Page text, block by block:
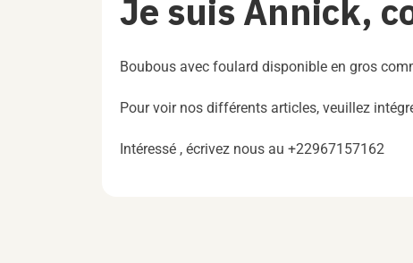
Je suis Annick,
Boubous avec foulard disponible en gros
Pour voir nos différents articles, veuillez
Intéressé , écrivez nous au +22967157162